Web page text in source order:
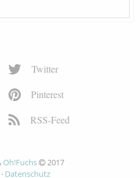
Twitter
Pinterest
RSS-Feed
Oh!Fuchs
2017
· Datenschutz